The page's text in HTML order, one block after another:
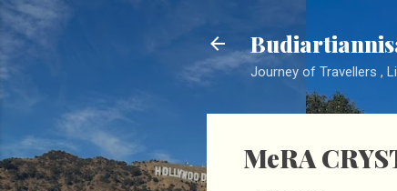
Journey of Travellers ,
MeRA